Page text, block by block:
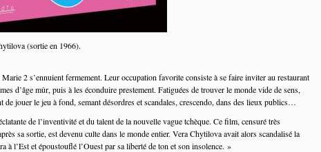
(sortie en 1966).
2 s’ennuient fermement. Leur occupation favorite consiste à se faire inviter au restaurant
d’âge mûr, puis à les éconduire prestement. Fatiguées de trouver le monde vide de sens,
de jouer le jeu à fond, semant désordres et scandales, crescendo, dans des lieux publics…
de l’inventivité et du talent de la nouvelle vague tchèque. Ce film, censuré très
sa sortie, est devenu culte dans le monde entier. Vera Chytilova avait alors scandalisé la
à l’Est et époustouflé l’Ouest par sa liberté de ton et son insolence. »